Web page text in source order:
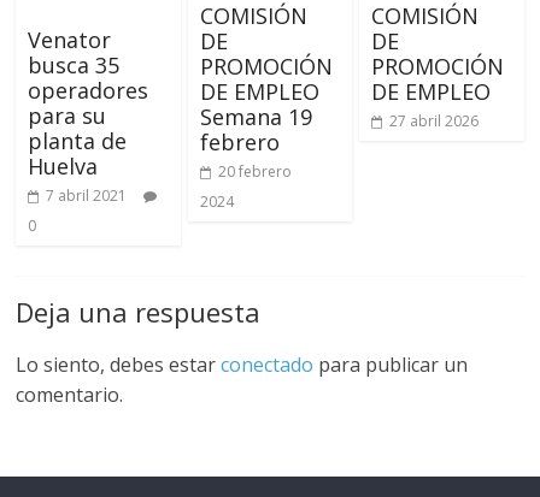
Venator
busca 35
operadores
para su
planta de
Huelva
7 abril 2021
0
COMISIÓN
DE
PROMOCIÓN
DE EMPLEO
Semana 19
febrero
20 febrero
2024
COMISIÓN
DE
PROMOCIÓN
DE EMPLEO
27 abril 2026
Deja una respuesta
Lo siento, debes estarconectado para publicar un
comentario.